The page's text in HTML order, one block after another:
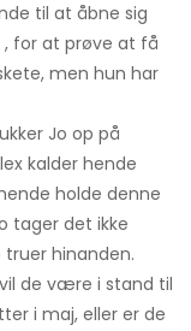
til at åbne sig
, for at prøve at få
men hun har
Jo op på
kalder hende
holde denne
tager det ikke
hinanden.
de være i stand til
i maj, eller er de